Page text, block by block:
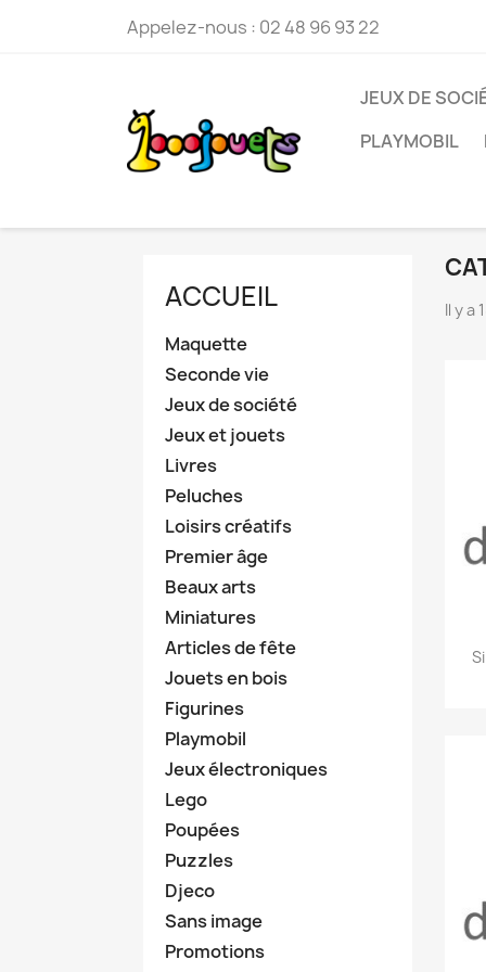
Appelez-nous : 02 48 96 93 22
JEUX DE
PLAYMOBIL
ACCUEIL
Maquette
Seconde vie
Jeux de société
Jeux et jouets
Livres
Peluches
Loisirs créatifs
Premier âge
Beaux arts
Miniatures
Articles de fête
Jouets en bois
Figurines
Playmobil
Jeux électroniques
Lego
Poupées
Puzzles
Djeco
Sans image
Promotions
Il y a